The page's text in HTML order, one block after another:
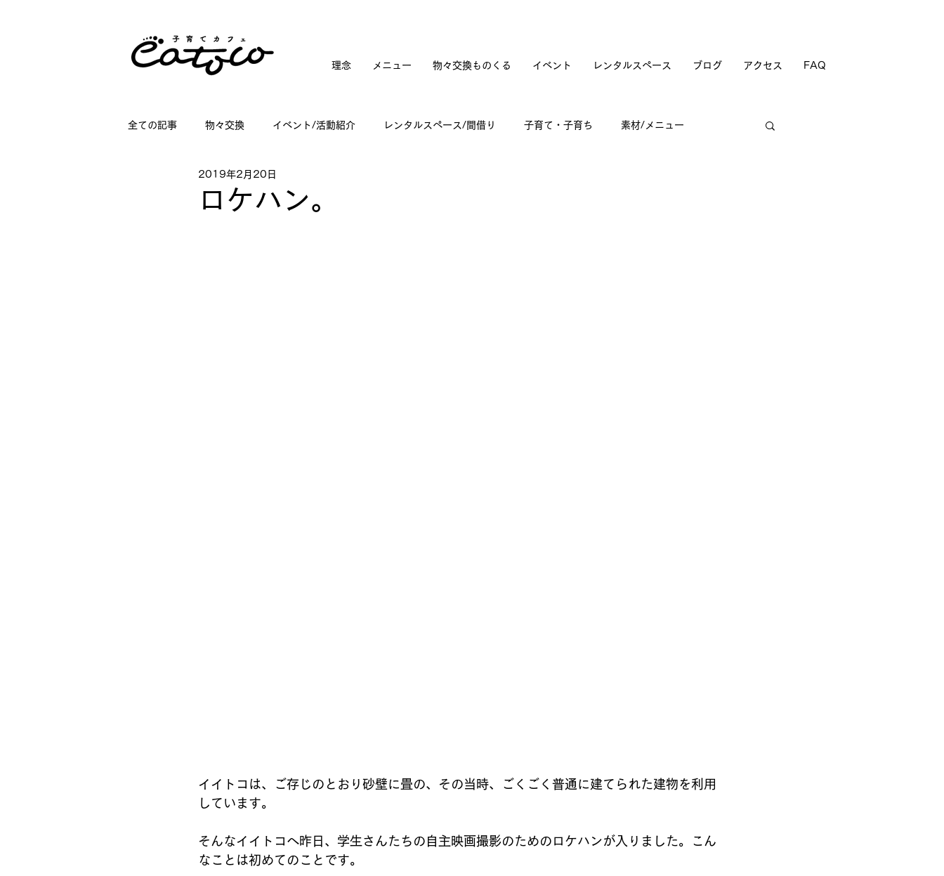
理念 メニュー 物々交換ものくる イベント レンタルスペース ブログ アクセス FAQ
全ての記事 物々交換 イベント/活動紹介 レンタルスペース/間借り 子育て・子育ち 素材/メニュー
講座情報
ロケハン。
2019年2月20日
イイトコは、ご存じのとおり砂壁に畳の、その当時、ごくごく普通に建てられた建物を利用
しています。
そんなイイトコへ昨日、学生さんたちの自主映画撮影のためのロケハンが入りました。こん
なことは初めてのことです。